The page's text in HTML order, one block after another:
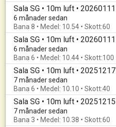
Sala SG • 10m luft • 20260111
6 månader sedan
Bana 8 • Medel: 10.54 • Skott:60
Sala SG • 10m luft • 20260111
6 månader sedan
Bana 6 • Medel: 10.44 • Skott:100
Sala SG • 10m luft • 20251217
7 månader sedan
Bana 6 • Medel: 10.10 • Skott:40
Sala SG • 10m luft • 20251215
7 månader sedan
Bana 3 • Medel: 10.38 • Skott:60